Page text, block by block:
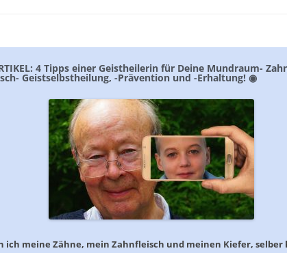
4 Tipps einer Geistheilerin für Deine Mundraum-
Geistselbstheilung, -Prävention und -Erhaltung! ◉
ich meine Zähne, mein Zahnfleisch und meinen Kiefer, selber